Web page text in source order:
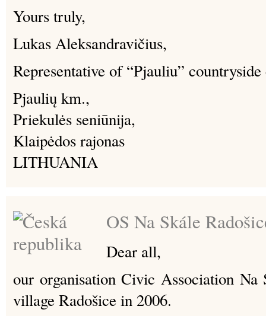
Yours truly,
Lukas Aleksandravičius,
Representative of “Pjauliu”
Pjaulių km.,
Priekulės seniūnija,
Klaipėdos rajonas
LITHUANIA
OS Na Skále
Dear all,
our organisation Civic Association Na
village Radošice in 2006.